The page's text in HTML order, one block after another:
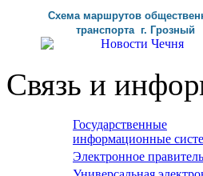
Схема маршрутов
транспорта г. Грозный
Связь и
Государственные
информационные
Электронное